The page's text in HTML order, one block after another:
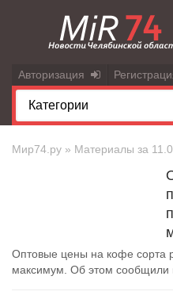
Авторизация
Мир74.ру » Материалы за
Оптовые цены на кофе сорта
максимум. Об этом сообщили